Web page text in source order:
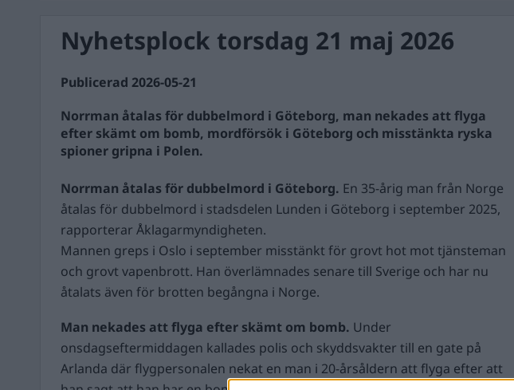
Nyhetsplock torsdag 21 maj 2026
Publicerad 2026-05-21
Norrman åtalas för dubbelmord i Göteborg, man nekades att flyga
efter skämt om bomb, mordförsök i Göteborg och misstänkta ryska
spioner gripna i Polen.
Norrman åtalas för dubbelmord i Göteborg. En 35-årig man från Norge
åtalas för dubbelmord i stadsdelen Lunden i Göteborg i september 2025,
rapporterar Åklagarmyndigheten.
Mannen greps i Oslo i september misstänkt för grovt hot mot tjänsteman
och grovt vapenbrott. Han överlämnades senare till Sverige och har nu
åtalats även för brotten begångna i Norge.
Man nekades att flyga efter skämt om bomb. Under
onsdagseftermiddagen kallades polis och skyddsvakter till en gate på
Arlanda där flygpersonalen nekat en man i 20-årsåldern att flyga efter att